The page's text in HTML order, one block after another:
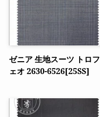
ゼニア 生地スーツ トロフ
ェオ 2630-6526[25SS]